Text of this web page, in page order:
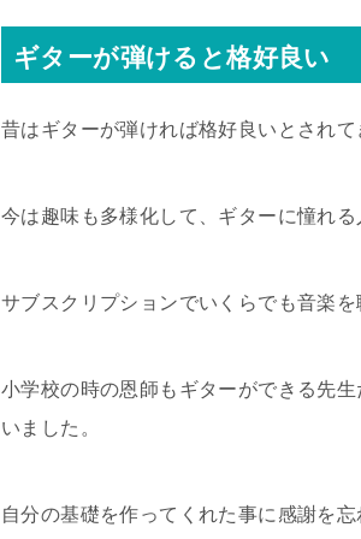
ギターが弾けると格好良い
昔はギターが弾ければ格好良いとされて
今は趣味も多様化して、ギターに憧れ
サブスクリプションでいくらでも音楽を
小学校の時の恩師もギターができる先
いました。
自分の基礎を作ってくれた事に感謝を忘